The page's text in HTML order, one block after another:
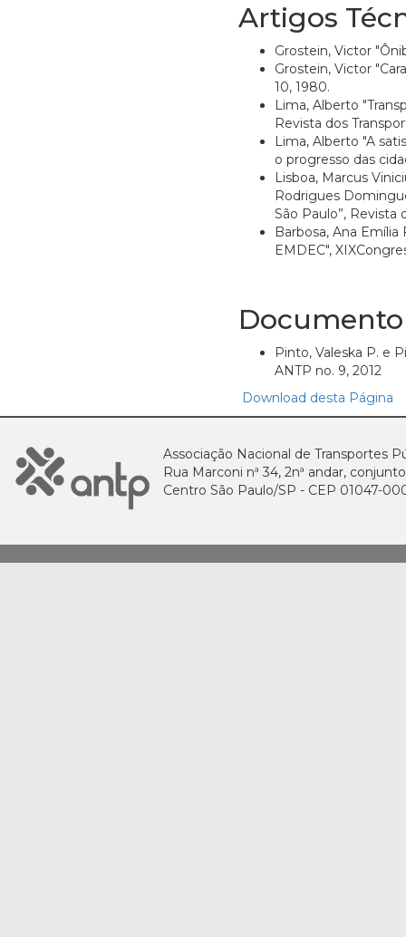
Artigos
Grostein, Victor
Grostein, Victor
10, 1980.
Lima, Alberto
Revista dos
Lima, Alberto "A
o progresso das
Lisboa, Marcus
Rodrigues
São Paulo”, Revista
Barbosa, Ana
EMDEC",
Documento
Pinto, Valeska P. e
ANTP no. 9, 2012
Download desta Página
Associação Nacional de Transportes
Rua Marconi nª 34, 2nª andar,
Centro São Paulo/SP - CEP 01047-